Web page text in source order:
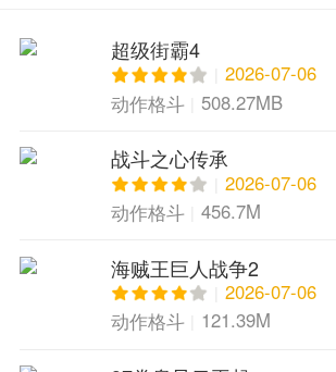
超级街霸4
2026-07-06
动作格斗
508.27MB
战斗之心传承
2026-07-06
动作格斗
456.7M
海贼王巨人战争2
2026-07-06
动作格斗
121.39M